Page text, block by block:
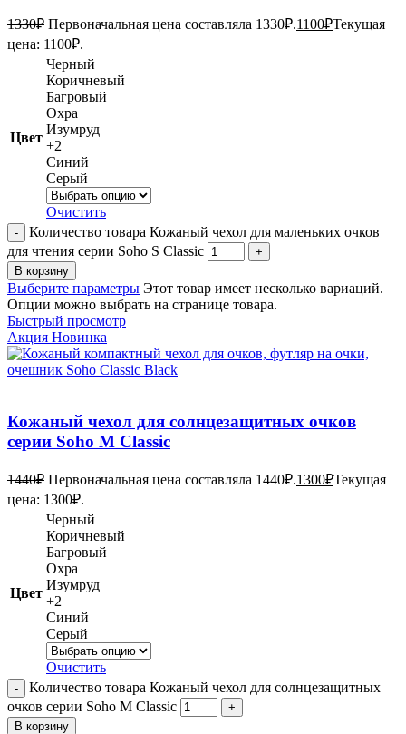
1330₽ Первоначальная цена составляла 1330₽.1100₽Текущая
цена: 1100₽.
Цвет
Черный
Коричневый
Багровый
Охра
Изумруд
+2
Синий
Серый
Очистить
Количество товара Кожаный чехол для маленьких очков
для чтения серии Soho S Classic
В корзину
Выберите параметры Этот товар имеет несколько вариаций.
Опции можно выбрать на странице товара.
Быстрый просмотр
Акция Новинка
Кожаный чехол для солнцезащитных очков
серии Soho M Classic
1440₽ Первоначальная цена составляла 1440₽.1300₽Текущая
цена: 1300₽.
Цвет
Черный
Коричневый
Багровый
Охра
Изумруд
+2
Синий
Серый
Очистить
Количество товара Кожаный чехол для солнцезащитных
очков серии Soho M Classic
В корзину